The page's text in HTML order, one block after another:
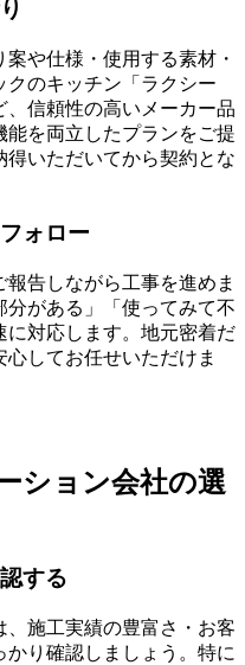
や仕様・使用する素材・
のキッチン「ラクシー
信頼性の高いメーカー品
能を両立したプランをご提
いただいてから契約とな
ォロー
告しながら工事を進めま
がある」「使ってみて不
対応します。地元密着だ
してお任せいただけま
ション会社の選
する
、施工実績の豊富さ・お客
り確認しましょう。特に